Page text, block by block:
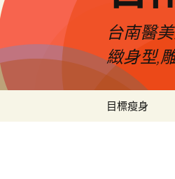
台南醫
緻身型,
目標瘦身